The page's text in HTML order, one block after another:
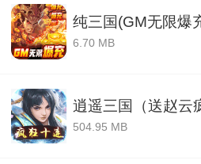
纯三国(GM无限爆
6.70 MB
逍遥三国（送赵云
504.95 MB